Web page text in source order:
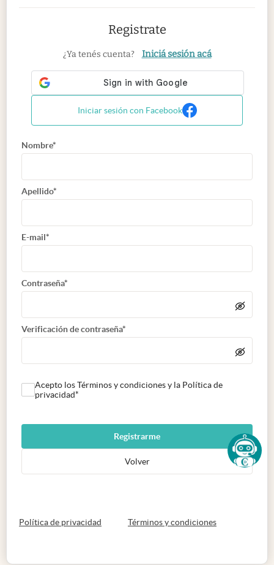
Registrate
¿Ya tenés cuenta? Iniciá sesión acá
Iniciar sesión con Facebook
Nombre*
Apellido*
E-mail*
Contraseña*
Verificación de contraseña*
Acepto los Términos y condiciones y la Política de
privacidad*
Registrarme
Volver
Política de privacidad abre en nueva pestaña
Términos y condicionesabre en nueva